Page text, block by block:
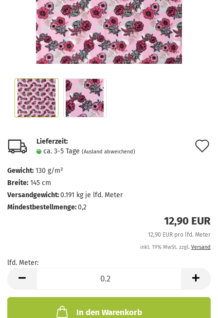
Lieferzeit:
ca. 3-5 Tage (Ausland abweichend)
Gewicht: 130 g/m²
Breite: 145 cm
Versandgewicht:0.191 kg je lfd. Meter
Mindestbestellmenge:0,2
12,90 EUR
12,90 EUR pro lfd. Meter
inkl. 19% MwSt. zzgl. Versand
lfd. Meter:
Meter
In den Warenkorb